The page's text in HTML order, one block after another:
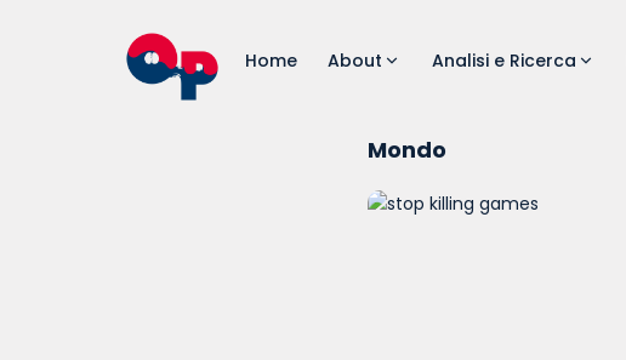
Home About Analisi e Ricerca
Mondo